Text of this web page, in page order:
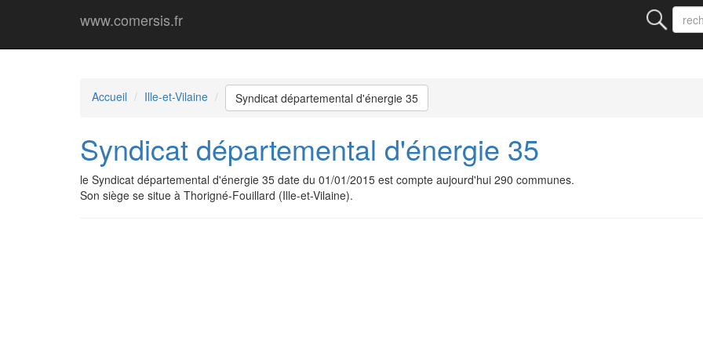
www.comersis.fr
Accueil Ille-et-Vilaine Syndicat départemental d'énergie 35
Syndicat départemental d'énergie 35
le Syndicat départemental d'énergie 35 date du 01/01/2015 est compte aujourd'hui 290 communes.
Son siège se situe à Thorigné-Fouillard (Ille-et-Vilaine).